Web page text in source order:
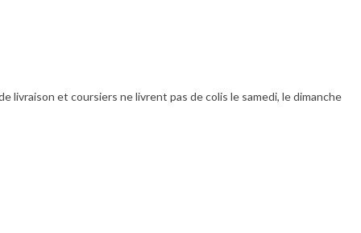
et coursiers ne livrent pas de colis le samedi, le dimanche